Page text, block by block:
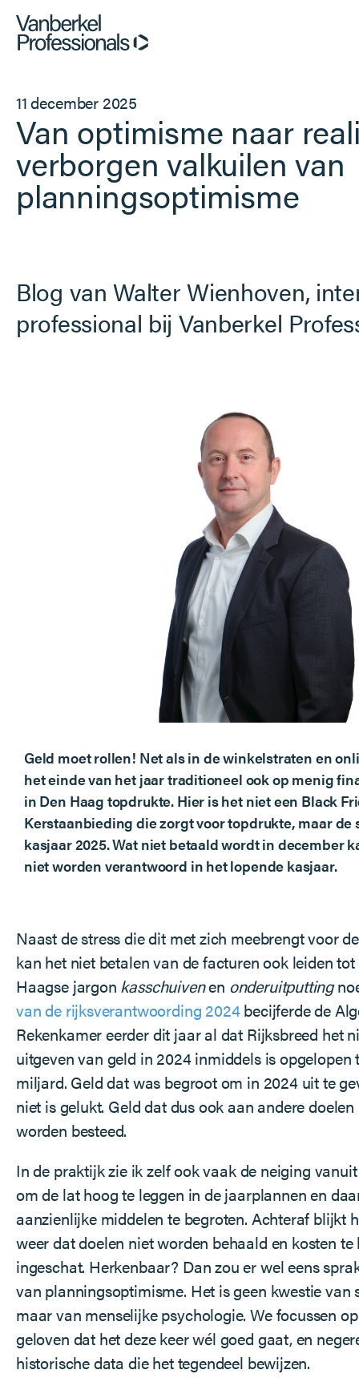
Professionals
Opdrachtgevers
Dienstverlening
Vacatures
11 december 2025
Van optimisme naar
verborgen valkuilen van
planningsoptimisme
Blog van Walter Wienhoven,
professional bij Vanberkel
Geld moet rollen! Net als in de winkelstraten en
het einde van het jaar traditioneel ook op menig
in Den Haag topdrukte. Hier is het niet een Black
Kerstaanbieding die zorgt voor topdrukte, maar de
kasjaar 2025. Wat niet betaald wordt in december
niet worden verantwoord in het lopende kasjaar.
Naast de stress die dit met zich meebrengt voor
kan het niet betalen van de facturen ook leiden
Haagse jargon kasschuivenen onderuitputting
van de rijksverantwoording 2024becijferde de
Rekenkamer eerder dit jaar al dat Rijksbreed het
uitgeven van geld in 2024 inmiddels is opgelopen
miljard. Geld dat was begroot om in 2024 uit te
niet is gelukt. Geld dat dus ook aan andere
worden besteed.
In de praktijk zie ik zelf ook vaak de neiging
om de lat hoog te leggen in de jaarplannen en
aanzienlijke middelen te begroten. Achteraf blijkt
weer dat doelen niet worden behaald en kosten te
ingeschat. Herkenbaar? Dan zou er wel eens
van planningsoptimisme. Het is geen kwestie van
maar van menselijke psychologie. We focussen
geloven dat het deze keer wél goed gaat, en
historische data die het tegendeel bewijzen.